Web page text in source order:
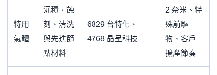
特用
氣體
沉積、蝕
刻、清洗
與先進節
點材料
6829 台特化、
4768 晶呈科技
2 奈米、特
殊前驅
物、客戶
擴產節奏